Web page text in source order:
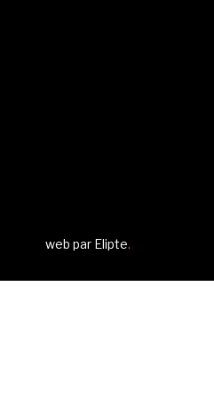
web par Elipte.